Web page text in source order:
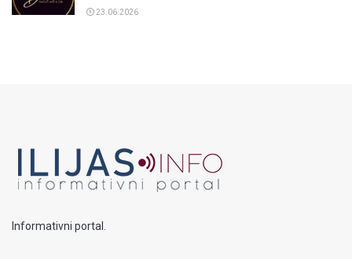
23.06.2026.
Informativni portal.